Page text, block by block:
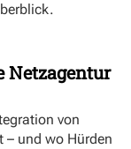
Netzagentur
von
– und wo Hürden